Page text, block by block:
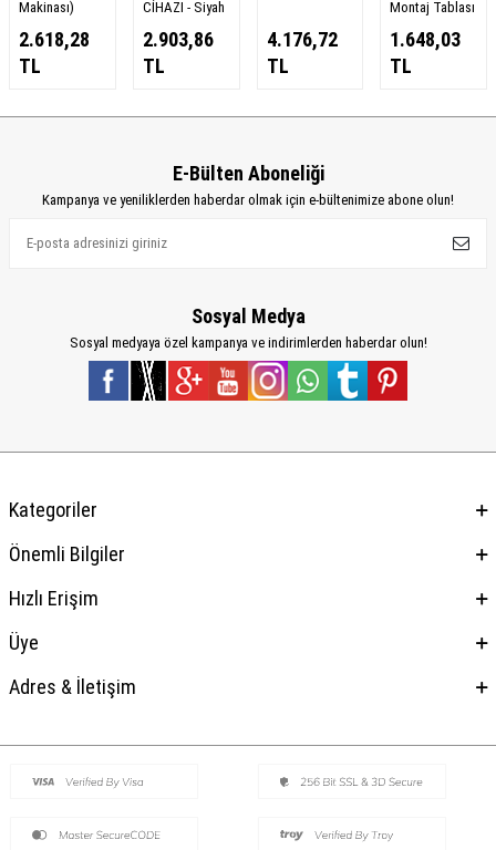
Makinası)
2.618,28
TL
CİHAZI - Siyah
2.903,86
TL
4.176,72
TL
Montaj Tablası
1.648,03
TL
E-Bülten Aboneliği
Kampanya ve yeniliklerden haberdar olmak için e-bültenimize abone olun!
Sosyal Medya
Sosyal medyaya özel kampanya ve indirimlerden haberdar olun!
Kategoriler
Önemli Bilgiler
Hızlı Erişim
Üye
Adres & İletişim